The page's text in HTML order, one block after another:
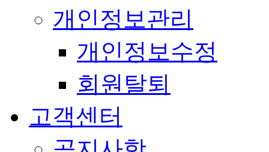
개인정보관리
개인정보수정
회원탈퇴
고객센터